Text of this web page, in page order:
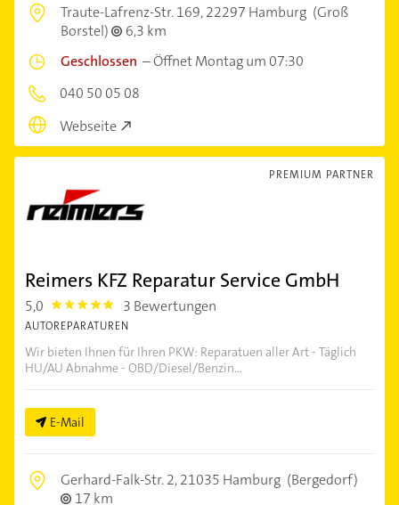
Traute-Lafrenz-Str. 169,22297 Hamburg (Groß
Borstel)
6,3 km
Geschlossen –Öffnet Montag um 07:30
040 50 05 08
Webseite
PREMIUM PARTNER
Reimers KFZ Reparatur Service GmbH
5,0 5.0 3 Bewertungen
AUTOREPARATUREN
Wir bieten Ihnen für Ihren PKW: Reparatuen aller Art - Täglich
HU/AU Abnahme - OBD/Diesel/Benzin...
E-Mail
Gerhard-Falk-Str. 2,21035 Hamburg (Bergedorf)
17 km